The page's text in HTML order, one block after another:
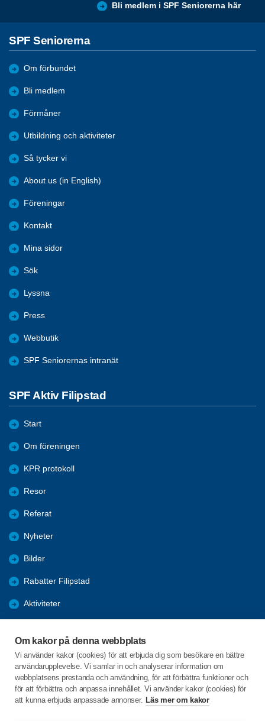
Om kakor på denna webbplats
Vi använder kakor (cookies) för att erbjuda dig som besökare en bättre
användarupplevelse. Vi samlar in och analyserar information om
webbplatsens prestanda och användning, för att förbättra funktioner och
för att förbättra och anpassa innehållet. Vi använder kakor (cookies) för
att kunna erbjuda anpassade annonser. Läs mer om kakor
Bli medlem i SPF Seniorerna här
SPF Seniorerna
Om förbundet
Bli medlem
Förmåner
Utbildning och aktiviteter
Så tycker vi
About us (in English)
Föreningar
Kontakt
Mina sidor
Sök
Lyssna
Press
Webbutik
SPF Seniorernas intranät
SPF Aktiv Filipstad
Start
Om föreningen
KPR protokoll
Resor
Referat
Nyheter
Bilder
Rabatter Filipstad
Aktiviteter
Bli medlem
Program
C/o:Jerry Bjord